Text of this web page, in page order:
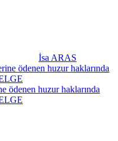
İsa ARAS
ödenen huzur haklarında